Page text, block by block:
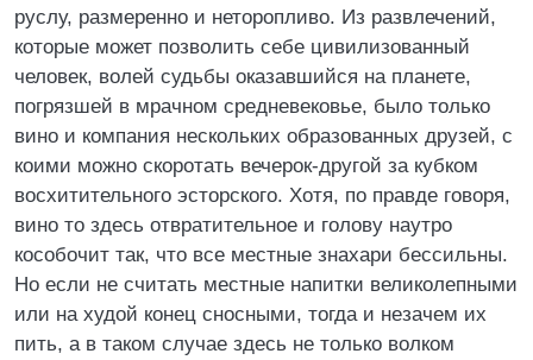
руслу, размеренно и неторопливо. Из развлечений,
которые может позволить себе цивилизованный
человек, волей судьбы оказавшийся на планете,
погрязшей в мрачном средневековье, было только
вино и компания нескольких образованных друзей, с
коими можно скоротать вечерок-другой за кубком
восхитительного эсторского. Хотя, по правде говоря,
вино то здесь отвратительное и голову наутро
кособочит так, что все местные знахари бессильны.
Но если не считать местные напитки великолепными
или на худой конец сносными, тогда и незачем их
пить, а в таком случае здесь не только волком